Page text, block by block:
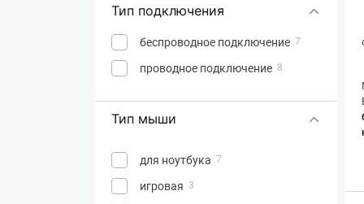
Cougar 6
Dark Project
Defender
Dream Machines
Esperanza 31
Frime 1
Тип подключения
беспроводное подключение 7
проводное подключение 8
Тип мыши
для ноутбука 7
игровая 3